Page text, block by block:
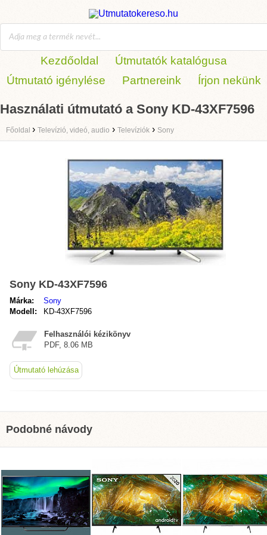
Kezdőoldal
Útmutatók katalógusa
Útmutató igénylése
Partnereink Írjon nekünk
Használati útmutató a Sony KD-43XF7596
Főoldal › Televízió, videó, audio › Televíziók › Sony
Sony KD-43XF7596
Márka:
Sony
Modell:
KD-43XF7596
Felhasználói kézikönyv
PDF, 8.06 MB
Útmutató lehúzása
Podobné návody